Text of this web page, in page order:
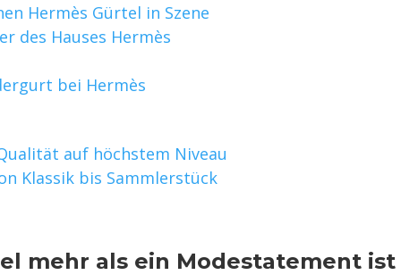
Hermès Gürtel in Szene
des Hauses Hermès
bei Hermès
auf höchstem Niveau
Klassik bis Sammlerstück
mehr als ein Modestatement ist